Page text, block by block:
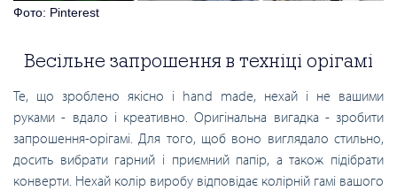
Фото: Pinterest
Весільне запрошення в техніці орігамі
Те, що зроблено якісно і hand made, нехай і не вашими
руками - вдало і креативно. Оригінальна вигадка - зробити
запрошення-орігамі. Для того, щоб воно виглядало стильно,
досить вибрати гарний і приємний папір, а також підібрати
конверти. Нехай колір виробу відповідає колірній гамі вашого